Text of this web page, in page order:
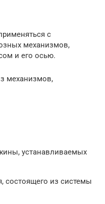
с
механизмов,
и его осью.
механизмов,
устанавливаемых
состоящего из системы